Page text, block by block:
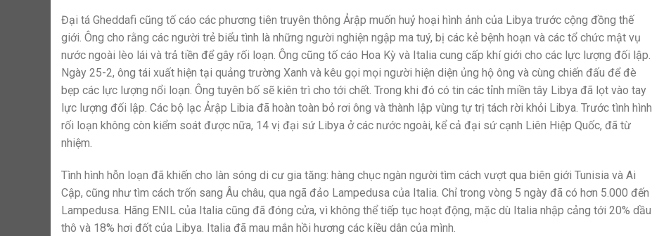
Đại tá Gheddafi cũng tố cáo các phương tiên truyên thông Ảrập muốn huỷ hoại hình ảnh của Libya trước cộng đồng thế
giới. Ông cho rằng các người trẻ biểu tình là những người nghiện ngập ma tuý, bị các kẻ bệnh hoạn và các tổ chức mật vụ
nước ngoài lèo lái và trả tiền để gây rối loạn. Ông cũng tố cáo Hoa Kỳ và Italia cung cấp khí giới cho các lực lượng đối lập.
Ngày 25-2, ông tái xuất hiện tại quảng trường Xanh và kêu gọi mọi người hiện diện ủng hộ ông và cùng chiến đấu để đè
bẹp các lực lượng nổi loạn. Ông tuyên bố sẽ kiên trì cho tới chết. Trong khi đó có tin các tỉnh miền tây Libya đã lọt vào tay
lực lượng đối lập. Các bộ lạc Ảrập Libia đã hoàn toàn bỏ rơi ông và thành lập vùng tự trị tách rời khỏi Libya. Trước tình hình
rối loạn không còn kiểm soát được nữa, 14 vị đại sứ Libya ở các nước ngoài, kể cả đại sứ cạnh Liên Hiệp Quốc, đã từ
nhiệm.
Tình hình hỗn loạn đã khiến cho làn sóng di cư gia tăng: hàng chục ngàn người tìm cách vượt qua biên giới Tunisia và Ai
Cập, cũng như tìm cách trốn sang Âu châu, qua ngã đảo Lampedusa của Italia. Chỉ trong vòng 5 ngày đã có hơn 5.000 đến
Lampedusa. Hãng ENIL của Italia cũng đã đóng cửa, vì không thể tiếp tục hoạt động, mặc dù Italia nhập cảng tới 20% dầu
thô và 18% hơi đốt của Libya. Italia đã mau mắn hồi hương các kiều dân của mình.